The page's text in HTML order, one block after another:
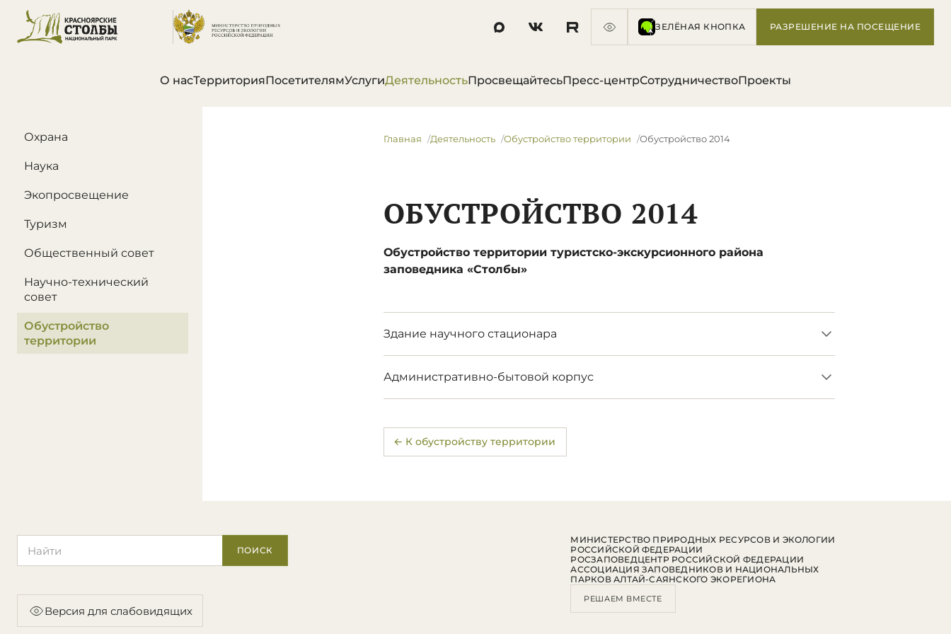
ЗЕЛЁНАЯ КНОПКА РАЗРЕШЕНИЕ НА ПОСЕЩЕНИЕ
О насТерриторияПосетителямУслугиДеятельностьПросвещайтесьПресс-центрСотрудничествоПроекты
В этом разделе
Охрана
Наука
Экопросвещение
Туризм
Общественный совет
Научно-технический
совет
Обустройство
территории
Главная Деятельность Обустройство территории Обустройство 2014
ОБУСТРОЙСТВО 2014
Обустройство территории туристско-экскурсионного района
заповедника «Столбы»
Здание научного стационара
Административно-бытовой корпус
← К обустройству территории
ПОИСК
Версия для слабовидящих
МИНИСТЕРСТВО ПРИРОДНЫХ РЕСУРСОВ И ЭКОЛОГИИ
РОССИЙСКОЙ ФЕДЕРАЦИИ
РОСЗАПОВЕДЦЕНТР РОССИЙСКОЙ ФЕДЕРАЦИИ
АССОЦИАЦИЯ ЗАПОВЕДНИКОВ И НАЦИОНАЛЬНЫХ
ПАРКОВ АЛТАЙ-САЯНСКОГО ЭКОРЕГИОНА
РЕШАЕМ ВМЕСТЕ